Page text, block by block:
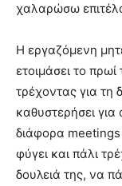
χαλαρώσω
Η εργαζόμενη
ετοιμάσει το πρωί
τρέχοντας για τη
καθυστερήσει
διάφορα meetings
φύγει και πάλι
δουλειά της, να